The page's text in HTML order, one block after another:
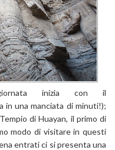
inizia con il
in una manciata di minuti!);
di Huayan, il primo di
modo di visitare in questi
entrati ci si presenta una